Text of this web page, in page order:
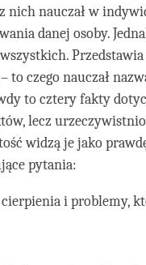
nich nauczał w
danej osoby.
to czego nauczał
to cztery fakty
lecz
widzą je jako
pytania:
i problemy,